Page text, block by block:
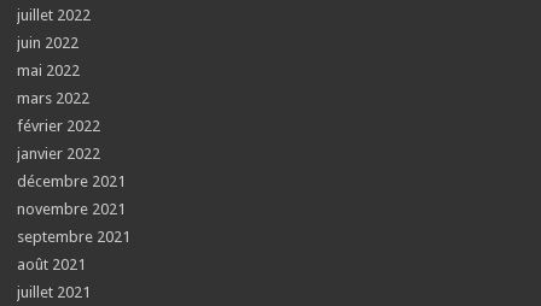
juillet 2022
juin 2022
mai 2022
mars 2022
février 2022
janvier 2022
décembre 2021
novembre 2021
septembre 2021
août 2021
juillet 2021